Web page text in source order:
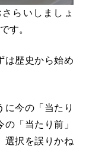
らいしましょ
す。
は歴史から始め
に今の「当たり
「当たり前」
選択を誤りかね